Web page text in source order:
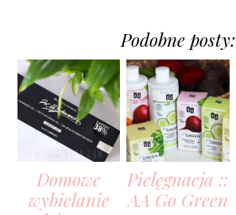
Podobne posty:
Domowe
wybielanie
Pielęgnacja ::
AA Go Green